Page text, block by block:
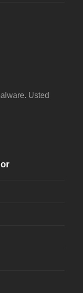
Usted